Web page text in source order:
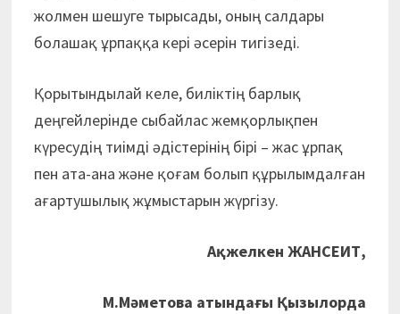
жолмен шешуге тырысады, оның салдары
болашақ ұрпаққа кері әсерін тигізеді.
Қорытындылай келе, биліктің барлық
деңгейлерінде сыбайлас жемқорлықпен
күресудің тиімді әдістерінің бірі – жас ұрпақ
пен ата-ана және қоғам болып құрылымдалған
ағартушылық жұмыстарын жүргізу.
Ақжелкен ЖАНСЕИТ,
М.Мәметова атындағы Қызылорда